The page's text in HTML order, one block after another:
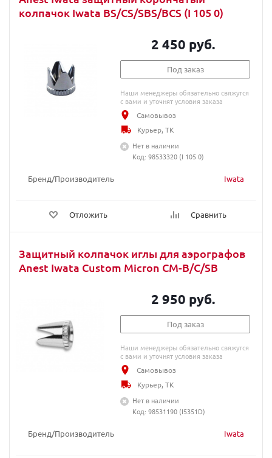
колпачок Iwata BS/CS/SBS/BCS (I 105 0)
Бренд/Производитель Iwata
Отложить Сравнить
2 450 руб.
Под заказ
Наши менеджеры обязательно свяжутся
с вами и уточнят условия заказа
Самовывоз
Курьер, ТК
Нет в наличии
Код: 98533320 (I 105 0)
Защитный колпачок иглы для аэрографов
Anest Iwata Custom Micron CM-B/C/SB
Бренд/Производитель Iwata
2 950 руб.
Под заказ
Наши менеджеры обязательно свяжутся
с вами и уточнят условия заказа
Самовывоз
Курьер, ТК
Нет в наличии
Код: 98531190 (I5351D)